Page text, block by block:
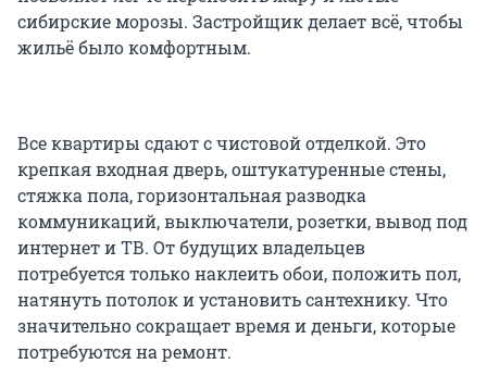
сибирские морозы. Застройщик делает всё, чтобы
жильё было комфортным.
Все квартиры сдают с чистовой отделкой. Это
крепкая входная дверь, оштукатуренные стены,
стяжка пола, горизонтальная разводка
коммуникаций, выключатели, розетки, вывод под
интернет и ТВ. От будущих владельцев
потребуется только наклеить обои, положить пол,
натянуть потолок и установить сантехнику. Что
значительно сокращает время и деньги, которые
потребуются на ремонт.